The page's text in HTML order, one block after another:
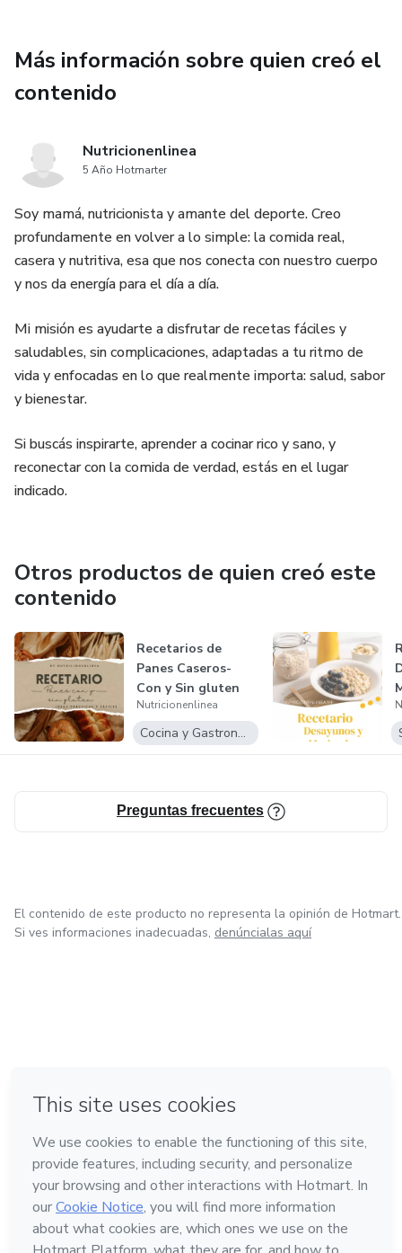
-Tips practicos para organización y conservación.
Es un material diseñado para facilitar la rutina semanal,
No se trata de perfección.
Se trata de organización, practicidad y pequeños hábitos
que construyen el bienestar.
Formato digital en PDF, listo para descargar y usar
Más información sobre quien creó el
contenido
Nutricionenlinea
5 Año Hotmarter
Soy mamá, nutricionista y amante del deporte. Creo
profundamente en volver a lo simple: la comida real,
casera y nutritiva, esa que nos conecta con nuestro cuerpo
y nos da energía para el día a día.
Mi misión es ayudarte a disfrutar de recetas fáciles y
saludables, sin complicaciones, adaptadas a tu ritmo de
vida y enfocadas en lo que realmente importa: salud, sabor
y bienestar.
Si buscás inspirarte, aprender a cocinar rico y sano, y
reconectar con la comida de verdad, estás en el lugar
indicado.
Otros productos de quien creó este
contenido
Recetarios de
Panes Caseros-
Con y Sin gluten
Nutricionenlinea
Cocina y Gastronomía
Preguntas frecuentes
El contenido de este producto no representa la opinión de Hotmart.
Si ves informaciones inadecuadas, denúncialas aquí
Hecho con❤ en Belo Horizonte
Conoce Hotmart